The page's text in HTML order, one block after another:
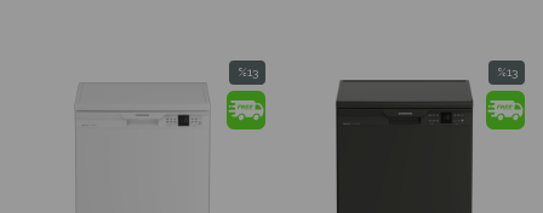
%13
İndirim
%13İndirim
%13
İndirim